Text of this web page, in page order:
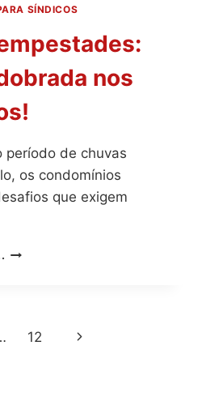
SÍNDICOS
nos
período de chuvas
os condomínios
que exigem
CHUVAS
NOS12
Página